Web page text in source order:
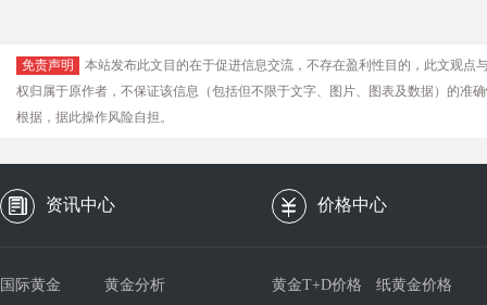
免责声明
本站发布此文目的在于促进信息交流，不存在盈利性目的，此文观
权归属于原作者，不保证该信息（包括但不限于文字、图片、图表及数据）的准
根据，据此操作风险自担。
资讯中心 价格中心
国际黄金 黄金分析 黄金T+D价格 纸黄金价格